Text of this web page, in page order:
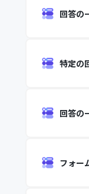
回答の
特定の
回答の
フォー